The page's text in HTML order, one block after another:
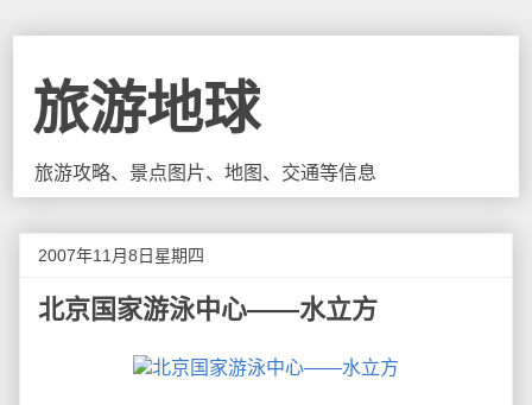
旅游地球
旅游攻略、景点图片、地图、交通等信息
2007年11月8日星期四
北京国家游泳中心——水立方